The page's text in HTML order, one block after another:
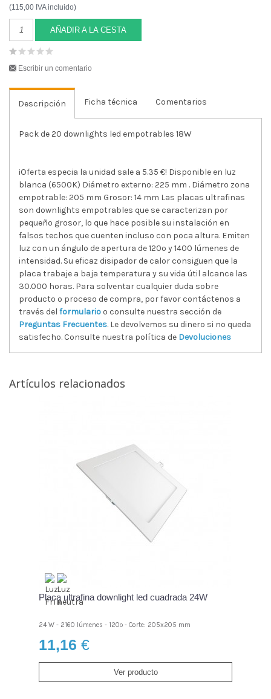
(115,00 IVA incluido)
AÑADIR A LA CESTA
Escribir un comentario
Descripción Ficha técnica Comentarios
Pack de 20 downlights led empotrables 18W
¡Oferta especia la unidad sale a 5.35 €! Disponible en luz
blanca (6500K) Diámetro externo: 225 mm . Diámetro zona
empotrable: 205 mm Grosor: 14 mm Las placas ultrafinas
son downlights empotrables que se caracterizan por
pequeño grosor, lo que hace posible su instalación en
falsos techos que cuenten incluso con poca altura. Emiten
luz con un ángulo de apertura de 120º y 1400 lúmenes de
intensidad. Su eficaz disipador de calor consiguen que la
placa trabaje a baja temperatura y su vida útil alcance las
30.000 horas. Para solventar cualquier duda sobre
producto o proceso de compra, por favor contáctenos a
través del formulario o consulte nuestra sección de
Preguntas Frecuentes. Le devolvemos su dinero si no queda
satisfecho. Consulte nuestra política de Devoluciones
Artículos relacionados
Placa ultrafina downlight led cuadrada 24W
24 W - 2160 lúmenes - 120º - Corte: 205x205 mm
11,16 €
Ver producto